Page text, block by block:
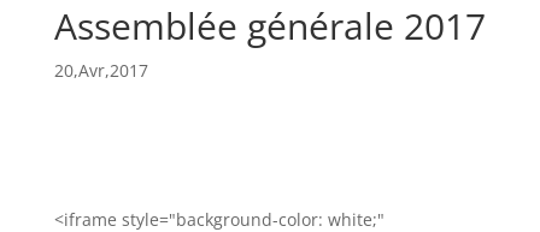
Assemblée générale 2017
20,Avr,2017
<iframe style="background-color: white;"